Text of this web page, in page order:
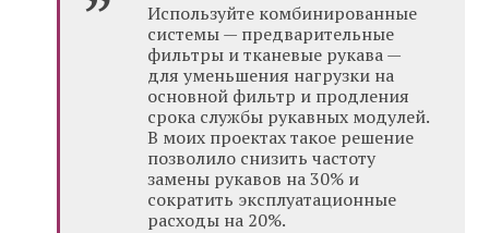
Используйте комбинированные
системы — предварительные
фильтры и тканевые рукава —
для уменьшения нагрузки на
основной фильтр и продления
срока службы рукавных модулей.
В моих проектах такое решение
позволило снизить частоту
замены рукавов на 30% и
сократить эксплуатационные
расходы на 20%.